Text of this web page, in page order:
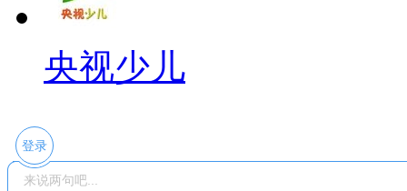
央视少儿
登录